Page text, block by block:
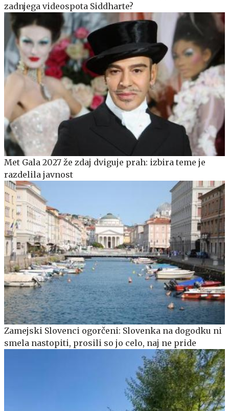
zadnjega videospota Siddharte?
Met Gala 2027 že zdaj dviguje prah: izbira teme je
razdelila javnost
Zamejski Slovenci ogorčeni: Slovenka na dogodku ni
smela nastopiti, prosili so jo celo, naj ne pride